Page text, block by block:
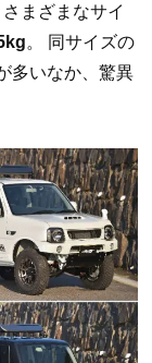
まざまなサイ
。 同サイズの
多いなか、驚異